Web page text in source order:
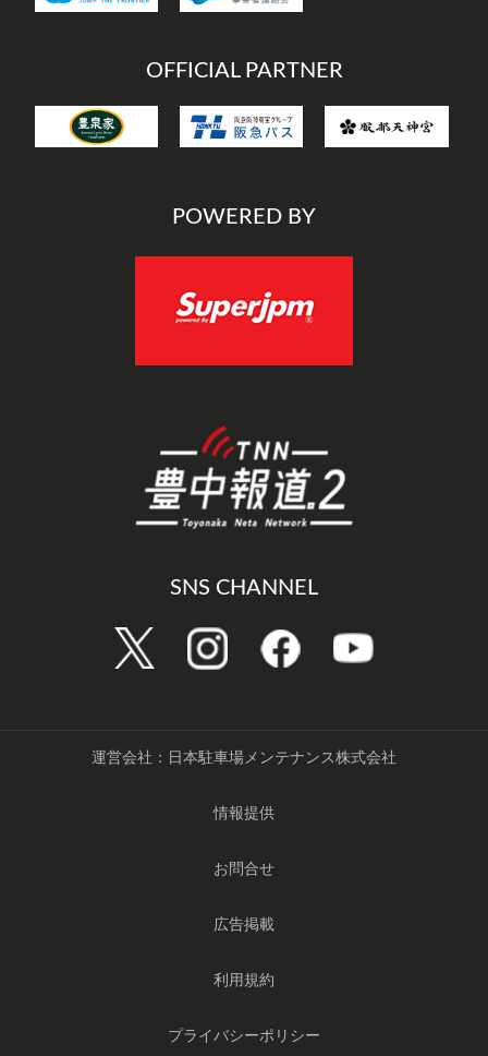
OFFICIAL PARTNER
POWERED BY
SNS CHANNEL
運営会社：日本駐車場メンテナンス株式会社
情報提供
お問合せ
広告掲載
利用規約
プライバシーポリシー